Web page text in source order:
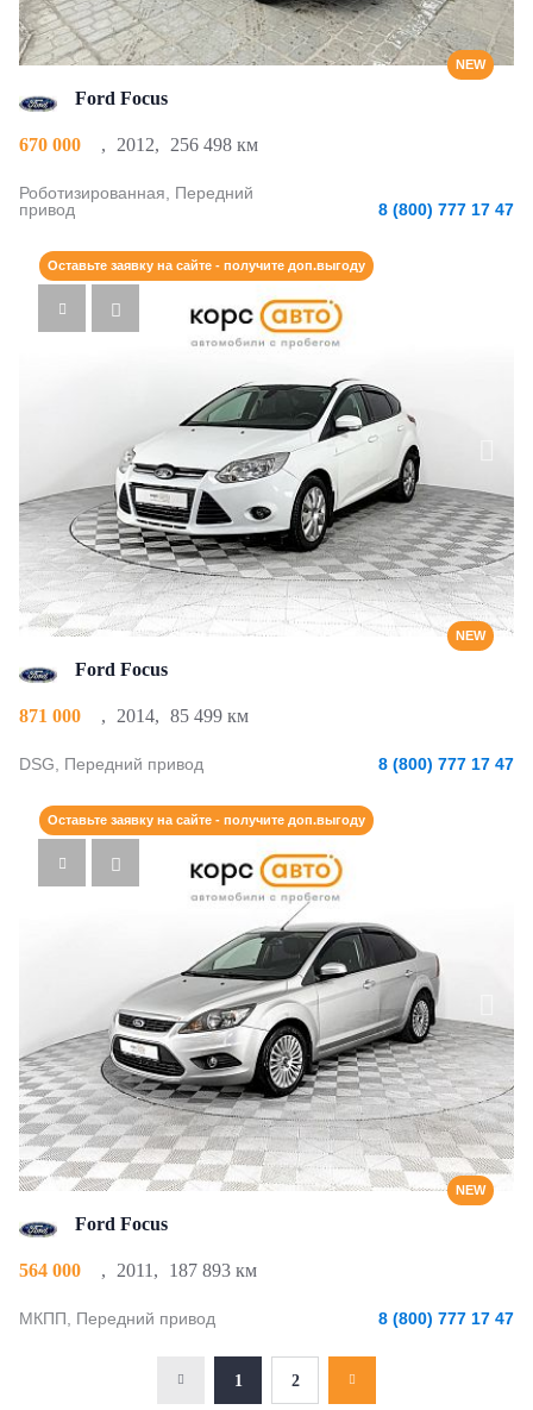
NEW
Ford Focus
670 000 , 2012, 256 498 км
Роботизированная, Передний
привод
8 (800) 777 17 47
NEW
Оставьте заявку на сайте - получите доп.выгоду
Ford Focus
871 000 , 2014, 85 499 км
DSG, Передний привод 8 (800) 777 17 47
NEW
Оставьте заявку на сайте - получите доп.выгоду
Ford Focus
564 000 , 2011 , 187 893 км
МКПП, Передний привод 8 (800) 777 17 47
1 2